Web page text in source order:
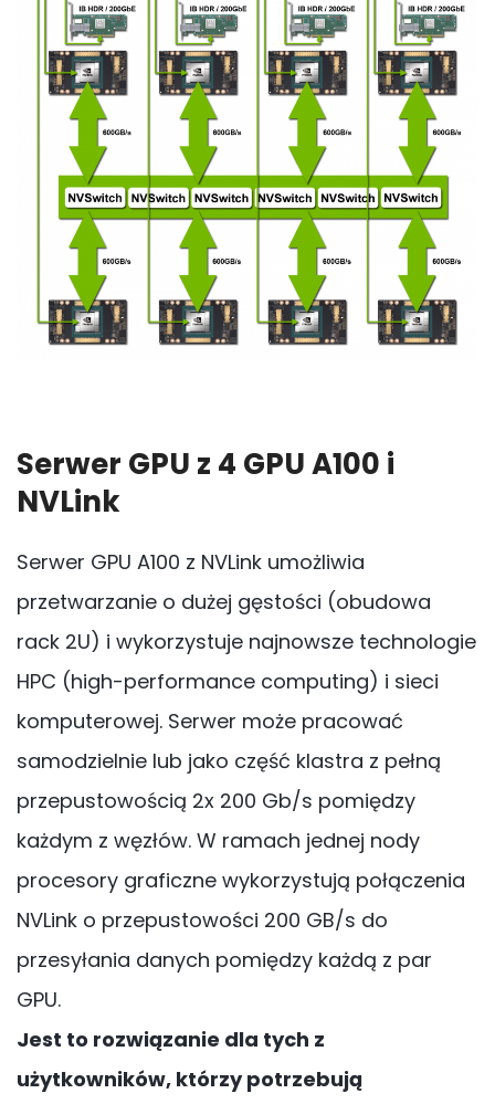
Serwer GPU z 4 GPU A100 i
NVLink
Serwer GPU A100 z NVLink umożliwia
przetwarzanie o dużej gęstości (obudowa
rack 2U) i wykorzystuje najnowsze technologie
HPC (high-performance computing) i sieci
komputerowej. Serwer może pracować
samodzielnie lub jako część klastra z pełną
przepustowością 2x 200 Gb/s pomiędzy
każdym z węzłów. W ramach jednej nody
procesory graficzne wykorzystują połączenia
NVLink o przepustowości 200 GB/s do
przesyłania danych pomiędzy każdą z par
GPU.
Jest to rozwiązanie dla tych z
użytkowników, którzy potrzebują